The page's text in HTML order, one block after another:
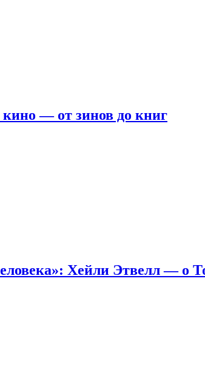
— от зинов до книг
Хейли Этвелл — о